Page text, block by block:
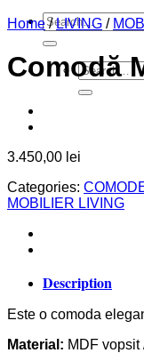
Search
for:
Search
for:
Home / LIVING /
Comodă
3.450,00 lei
Categories:
MOBILIER LIVING
Description
Este o comoda
Material: MDF vopsit